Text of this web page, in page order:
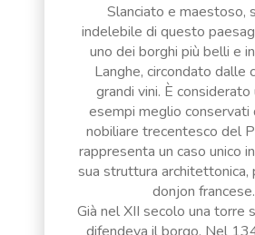
Slanciato e maestoso,
indelebile di questo
uno dei borghi più belli e
Langhe, circondato dalle
grandi vini. È
esempi meglio conservati
nobiliare trecentesco del
rappresenta un caso unico
sua struttura architettonica,
donjon francese.
Già nel XII secolo una torre